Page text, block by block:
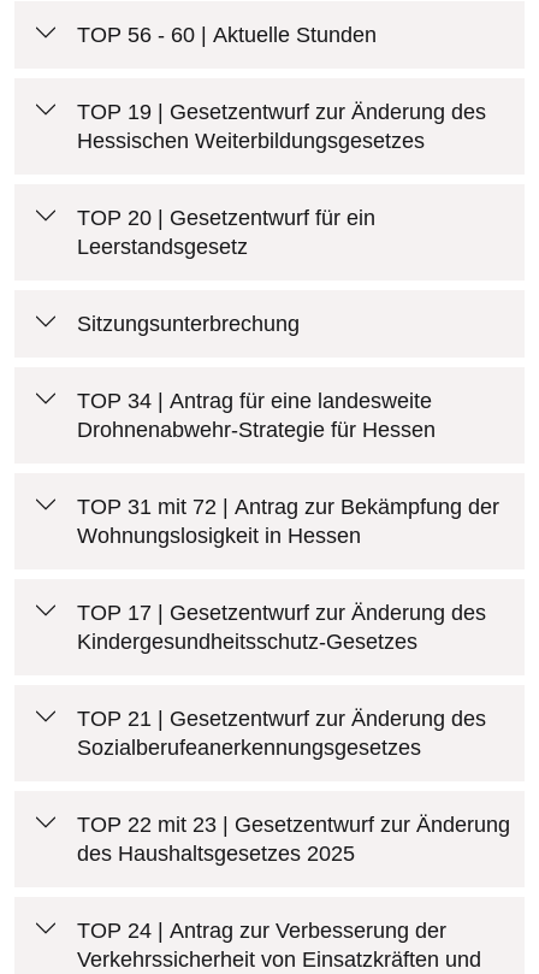
TOP 56 - 60 | Aktuelle Stunden
TOP 19 | Gesetzentwurf zur Änderung des
Hessischen Weiterbildungsgesetzes
TOP 20 | Gesetzentwurf für ein
Leerstandsgesetz
Sitzungsunterbrechung
TOP 34 | Antrag für eine landesweite
Drohnenabwehr-Strategie für Hessen
TOP 31 mit 72 | Antrag zur Bekämpfung der
Wohnungslosigkeit in Hessen
TOP 17 | Gesetzentwurf zur Änderung des
Kindergesundheitsschutz-Gesetzes
TOP 21 | Gesetzentwurf zur Änderung des
Sozialberufeanerkennungsgesetzes
TOP 22 mit 23 | Gesetzentwurf zur Änderung
des Haushaltsgesetzes 2025
TOP 24 | Antrag zur Verbesserung der
Verkehrssicherheit von Einsatzkräften und